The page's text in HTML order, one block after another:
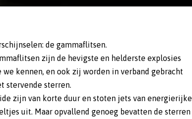
de gammaflitsen.
zijn de hevigste en helderste explosies
we kennen, en ook zij worden in verband gebracht
stervende sterren.
zijn van korte duur en stoten jets van energierijke
uit. Maar opvallend genoeg bevatten de sterren